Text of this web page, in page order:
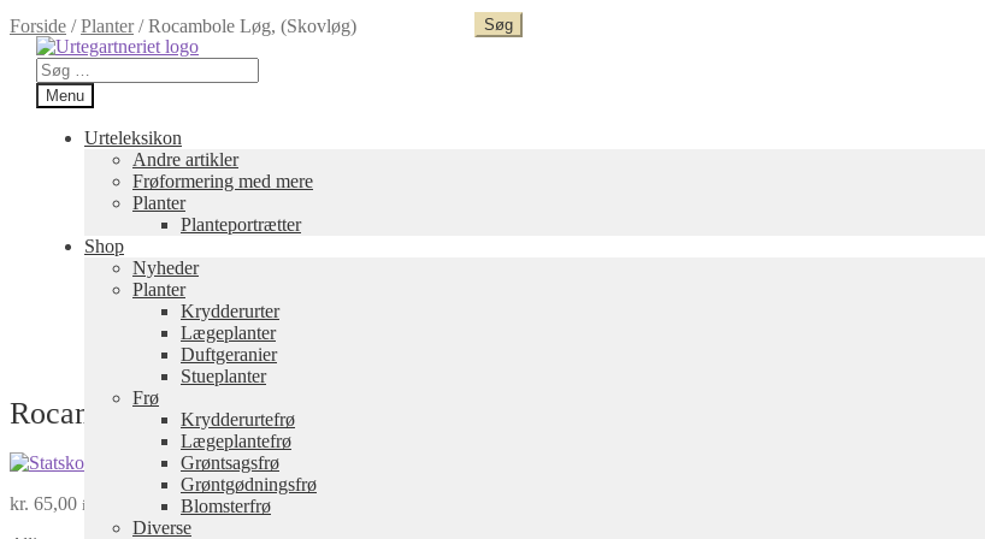
Spring
til
navigation
Spring
til
indhold
Søg
efter:
Menu
Urteleksikon
Andre artikler
Frøformering med mere
Planter
Planteportrætter
Shop
Nyheder
Planter
Krydderurter
Lægeplanter
Duftgeranier
Stueplanter
Frø
Krydderurtefrø
Lægeplantefrø
Grøntsagsfrø
Grøntgødningsfrø
Blomsterfrø
Diverse
Forside /Planter/Rocambole Løg, (Skovløg)
Rocambole Løg, (Skovløg)
kr. 65,00 inkl. moms